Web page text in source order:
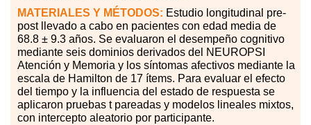
MATERIALES Y MÉTODOS: Estudio longitudinal pre-
post llevado a cabo en pacientes con edad media de
68.8 ± 9.3 años. Se evaluaron el desempeño cognitivo
mediante seis dominios derivados del NEUROPSI
Atención y Memoria y los síntomas afectivos mediante la
escala de Hamilton de 17 ítems. Para evaluar el efecto
del tiempo y la influencia del estado de respuesta se
aplicaron pruebas t pareadas y modelos lineales mixtos,
con intercepto aleatorio por participante.